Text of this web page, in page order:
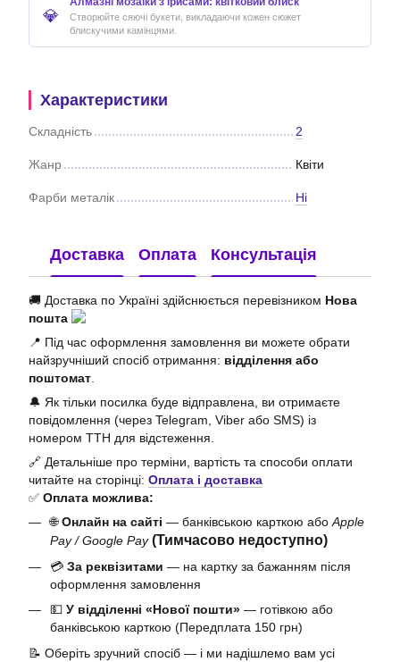
💎
Створюйте сяючі букети, викладаючи кожен сюжет
блискучими камінцями.
Характеристики
Складність 2
Жанр Квіти
Фарби металік Ні
Доставка Оплата Консультація
🚚 Доставка по Україні здійснюється перевізником Нова
пошта
📍 Під час оформлення замовлення ви можете обрати
найзручніший спосіб отримання: відділення або
поштомат
🔔 Як тільки посилка буде відправлена, ви отримаєте
повідомлення (через Telegram, Viber або SMS) із
номером ТТН для відстеження.
🔗 Детальніше про терміни, вартість та способи оплати
читайте на сторінці: Оплата і доставка
✅ Оплата можлива:
🌐Онлайн на сайті — банківською карткою або Apple
Pay / Google Pay (Тимчасово недоступно)
💳 За реквізитами — на картку за бажанням після
оформлення замовлення
💵 У відділенні «Нової пошти» — готівкою або
банківською карткою (Передплата 150 грн)
📝 Оберіть зручний спосіб — і ми надішлемо вам усі